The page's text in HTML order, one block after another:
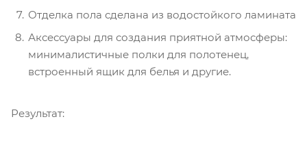
Отделка пола сделана из водостойкого ламината
Аксессуары для создания приятной атмосферы:
минималистичные полки для полотенец,
встроенный ящик для белья и другие.
Результат: